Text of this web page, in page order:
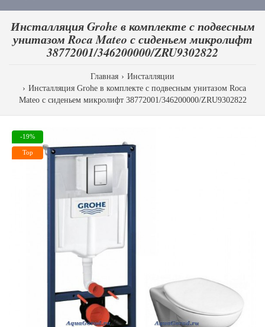
Инсталляция Grohe в комплекте с подвесным
унитазом Roca Mateo с сиденьем микролифт
38772001/346200000/ZRU9302822
Главная
Инсталляции
Инсталляция Grohe в комплекте с подвесным унитазом Roca
Mateo с сиденьем микролифт 38772001/346200000/ZRU9302822
-19%
Top